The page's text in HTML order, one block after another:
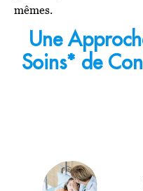
mêmes.
Une
Soins* de